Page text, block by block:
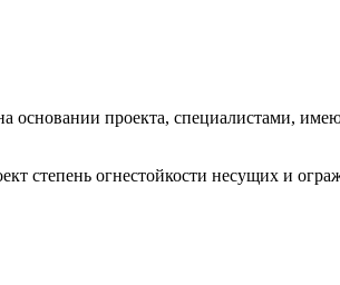
основании проекта, специалистами,
степень огнестойкости несущих и